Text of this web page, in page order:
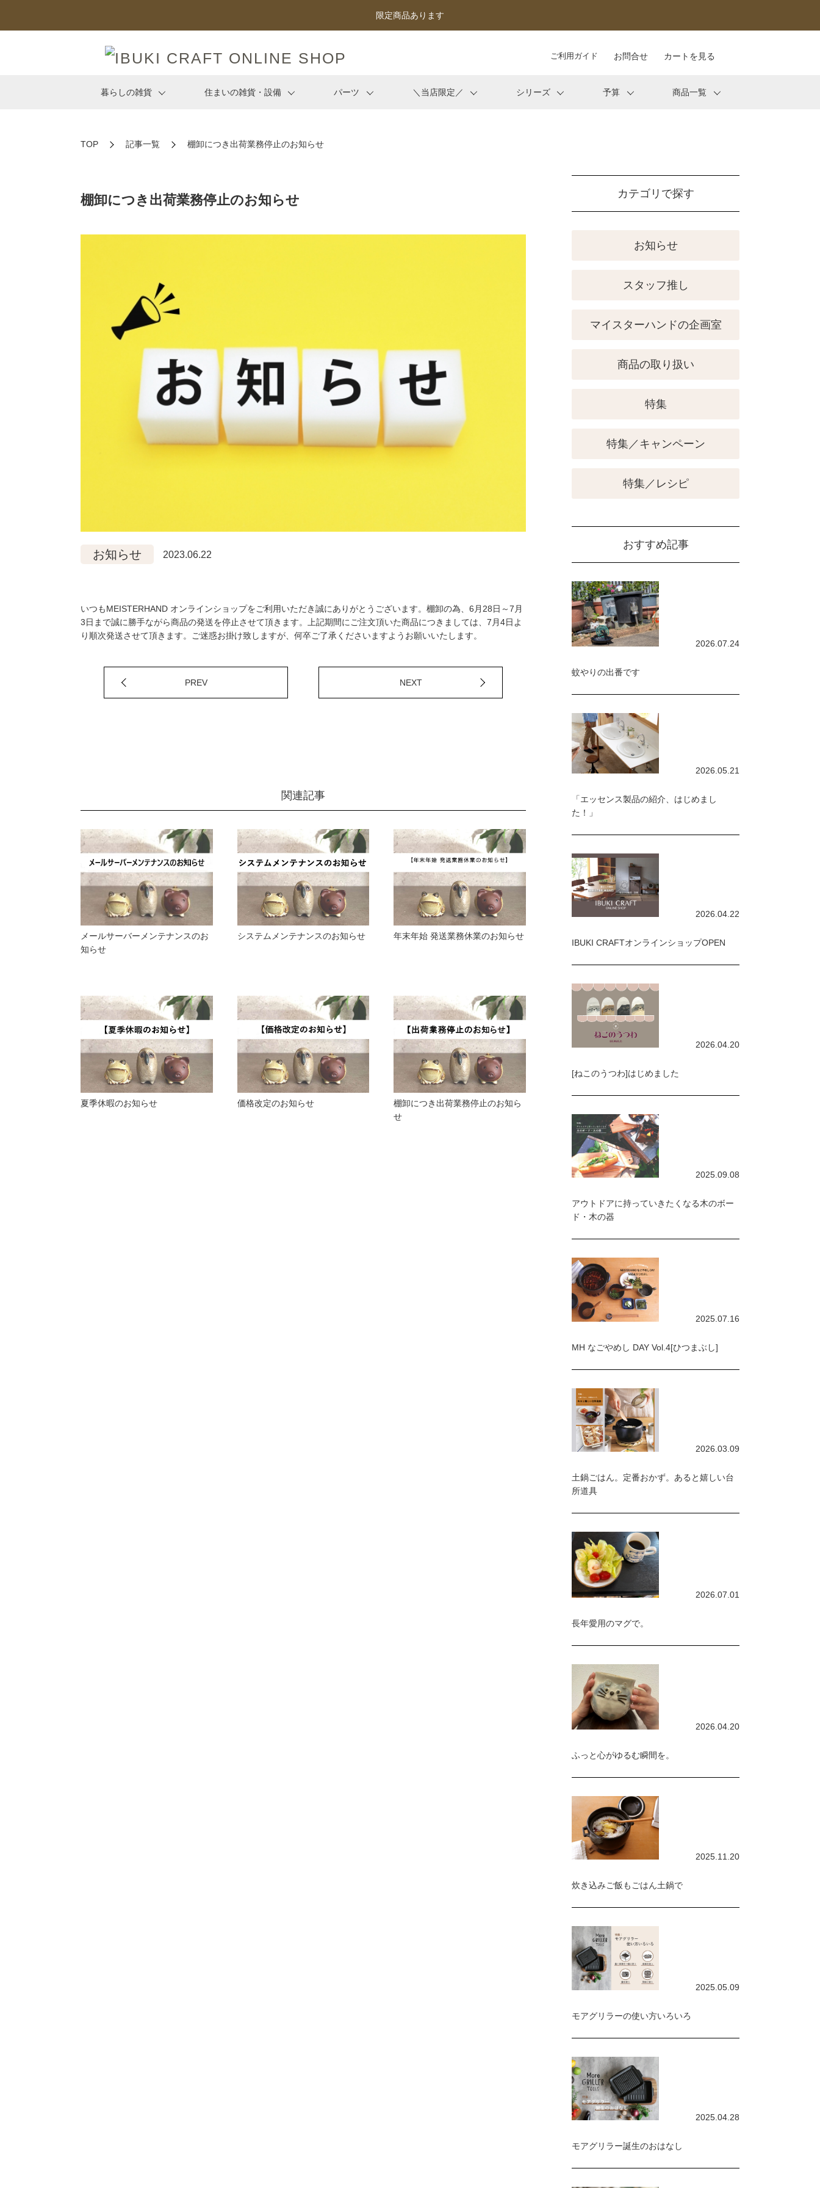
限定商品あります
ご利用ガイド お問合せ カートを見る
暮らしの雑貨 住まいの雑貨・設備 パーツ ＼当店限定／ シリーズ 予算 商品一覧
TOP 記事一覧 棚卸につき出荷業務停止のお知らせ
棚卸につき出荷業務停止のお知らせ
お知らせ 2023.06.22
いつもMEISTERHAND オンラインショップをご利用いただき誠にありがとうございます。棚卸の為、6月28日～7月
3日まで誠に勝手ながら商品の発送を停止させて頂きます。上記期間にご注文頂いた商品につきましては、7月4日よ
り順次発送させて頂きます。ご迷惑お掛け致しますが、何卒ご了承くださいますようお願いいたします。
PREV NEXT
関連記事
メールサーバーメンテナンスのお
知らせ
システムメンテナンスのお知らせ 年末年始 発送業務休業のお知らせ
夏季休暇のお知らせ 価格改定のお知らせ
棚卸につき出荷業務停止のお知ら
せ
カテゴリで探す
お知らせ
スタッフ推し
マイスターハンドの企画室
商品の取り扱い
特集
特集／キャンペーン
特集／レシピ
おすすめ記事
2026.07.24
蚊やりの出番です
2026.05.21
「エッセンス製品の紹介、はじめまし
た！」
2026.04.22
IBUKI CRAFTオンラインショップOPEN
2026.04.20
[ねこのうつわ]はじめました
2025.09.08
アウトドアに持っていきたくなる木のボー
ド・木の器
2025.07.16
MH なごやめし DAY Vol.4[ひつまぶし]
2026.03.09
土鍋ごはん。定番おかず。あると嬉しい台
所道具
2026.07.01
長年愛用のマグで。
2026.04.20
ふっと心がゆるむ瞬間を。
2025.11.20
炊き込みご飯もごはん土鍋で
2025.05.09
モアグリラーの使い方いろいろ
2025.04.28
モアグリラー誕生のおはなし